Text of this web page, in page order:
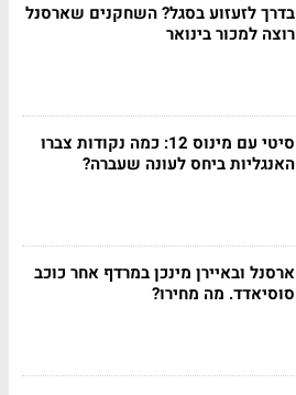
בדרך לזעזוע בסגל? השחקנים שארסנל
רוצה למכור בינואר
סיטי עם מינוס 12: כמה נקודות צברו
האנגליות ביחס לעונה שעברה?
ארסנל ובאיירן מינכן במרדף אחר כוכב
סוסיאדד. מה מחירו?